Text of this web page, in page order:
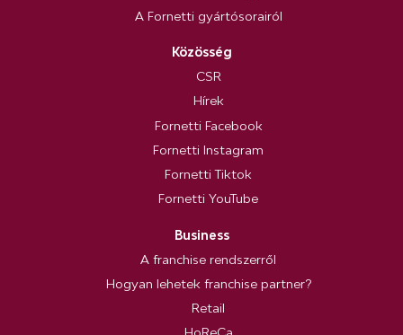
A Fornetti gyártósorairól
Közösség
CSR
Hírek
Fornetti Facebook
Fornetti Instagram
Fornetti Tiktok
Fornetti YouTube
Business
A franchise rendszerről
Hogyan lehetek franchise partner?
Retail